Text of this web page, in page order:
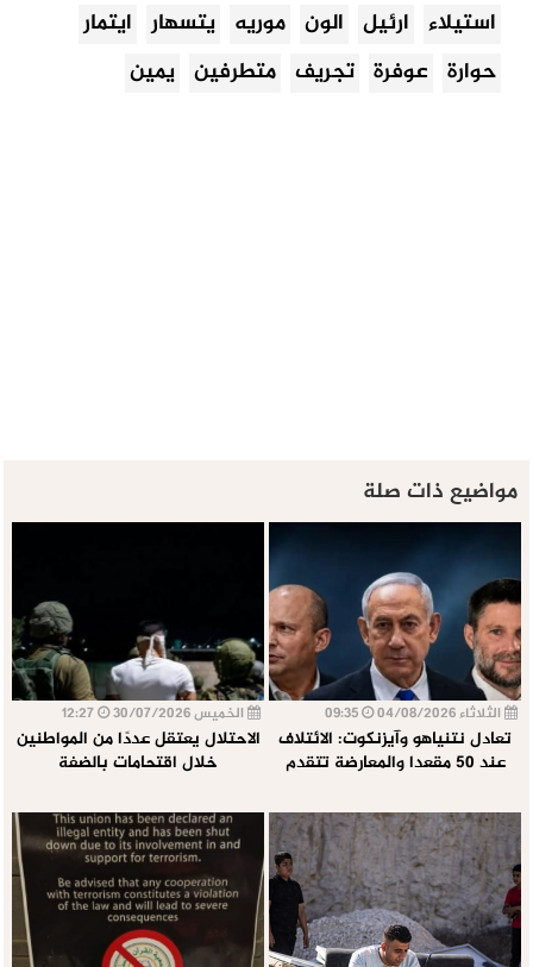
استيلاء ارئيل الون موريه يتسهار ايتمار
حوارة عوفرة تجريف متطرفين يمين
مواضيع ذات صلة
الثلاثاء 04/08/2026
تعادل نتنياهو وآيزنكوت: الائتلاف
عند 50 مقعدا والمعارضة تتقدم
الخميس 30/07/2026
الاحتلال يعتقل عددًا من المواطنين
خلال اقتحامات بالضفة